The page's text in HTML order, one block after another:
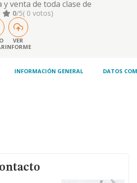
y venta de toda clase de
la promocion, urbanizacion,
reforma, rehabilitacion y
de toda clase de inmuebles,
publicos o privados,
o alq
0/5( 0 votos)
VER
INFORME
INFORMACIÓN GENERAL DATOS